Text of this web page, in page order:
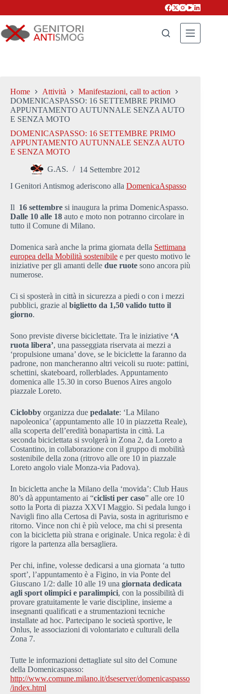
Home Attività
Manifestazioni, call to action
DOMENICASPASSO: 16 SETTEMBRE PRIMO
APPUNTAMENTO AUTUNNALE SENZA AUTO
E SENZA MOTO
DOMENICASPASSO: 16 SETTEMBRE PRIMO
APPUNTAMENTO AUTUNNALE SENZA AUTO
E SENZA MOTO
G.AS.
14 Settembre 2012
I Genitori Antismog aderiscono alla DomenicaAspasso
Il 16 settembre si inaugura la prima DomenicAspasso.
Dalle 10 alle 18 auto e moto non potranno circolare in
tutto il Comune di Milano.
Domenica sarà anche la prima giornata della Settimana
europea della Mobilità sostenibile e per questo motivo le
iniziative per gli amanti delle due ruote sono ancora più
numerose.
Ci si sposterà in città in sicurezza a piedi o con i mezzi
pubblici, grazie al biglietto da 1,50 valido tutto il
giorno.
Sono previste diverse biciclettate. Tra le iniziative ‘A
ruota libera’, una passeggiata riservata ai mezzi a
‘propulsione umana’ dove, se le biciclette la faranno da
padrone, non mancheranno altri veicoli su ruote: pattini,
schettini, skateboard, rollerblades. Appuntamento
domenica alle 15.30 in corso Buenos Aires angolo
piazzale Loreto.
Ciclobby organizza due pedalate: ‘La Milano
napoleonica’ (appuntamento alle 10 in piazzetta Reale),
alla scoperta dell’eredità bonapartista in città. La
seconda biciclettata si svolgerà in Zona 2, da Loreto a
Costantino, in collaborazione con il gruppo di mobilità
sostenibile della zona (ritrovo alle ore 10 in piazzale
Loreto angolo viale Monza-via Padova).
In bicicletta anche la Milano della ‘movida’: Club Haus
80’s dà appuntamento ai “ciclisti per caso” alle ore 10
sotto la Porta di piazza XXVI Maggio. Si pedala lungo i
Navigli fino alla Certosa di Pavia, sosta in agriturismo e
ritorno. Vince non chi è più veloce, ma chi si presenta
con la bicicletta più strana e originale. Unica regola: è di
rigore la partenza alla bersagliera.
Per chi, infine, volesse dedicarsi a una giornata ‘a tutto
sport’, l’appuntamento è a Figino, in via Ponte del
Giuscano 1/2: dalle 10 alle 19 una giornata dedicata
agli sport olimpici e paralimpici, con la possibilità di
provare gratuitamente le varie discipline, insieme a
insegnanti qualificati e a strumentazioni tecniche
installate ad hoc. Partecipano le società sportive, le
Onlus, le associazioni di volontariato e culturali della
Zona 7.
Tutte le informazioni dettagliate sul sito del Comune
della Domenicaspasso:
http://www.comune.milano.it/dseserver/domenicaspasso
/index.html